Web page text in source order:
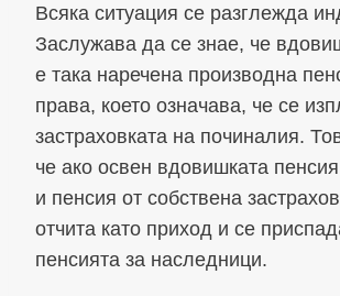
Всяка ситуация се разглежда
Заслужава да се знае, че
е така наречена производна
права, което означава, че се
застраховката на починалия.
че ако освен вдовишката
и пенсия от собствена
отчита като приход и се
пенсията за наследници.